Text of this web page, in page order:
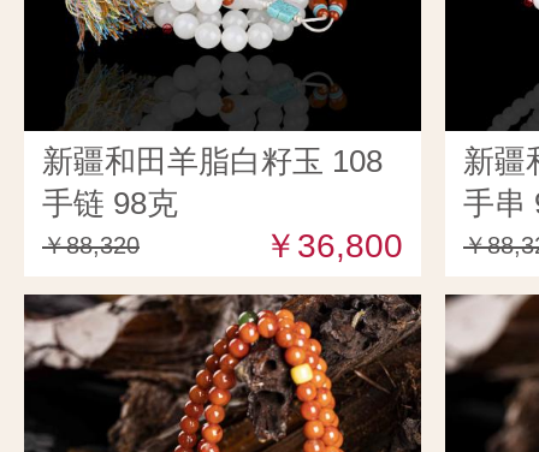
新疆和田羊脂白籽玉 108
手链 98克
￥88,320 ￥36,800
新疆
手串
￥